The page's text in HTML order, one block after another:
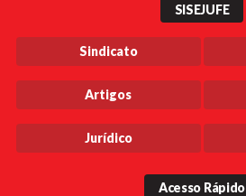
SISEJUFE
Sindicato
Artigos
Jurídico
Acesso Rápido